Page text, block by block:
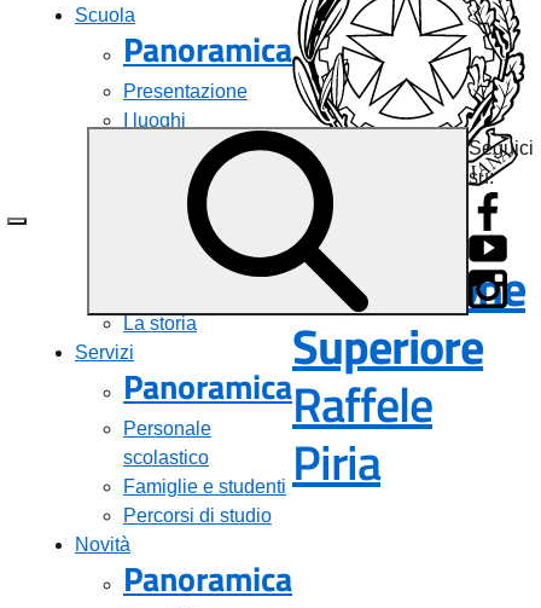
Scuola
Panoramica
Presentazione
I luoghi
Le persone
I numeri della
Le carte della
La storia
Servizi
Panoramica
Personale
scolastico
Famiglie e studenti
Percorsi di studio
Novità
Panoramica
Istituto
d'Istruzione
Superiore
Raffele
Piria—
Seguici
su: